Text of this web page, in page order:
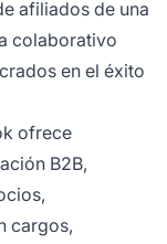
afiliados de una
colaborativo
en el éxito
ofrece
B2B,
cargos,